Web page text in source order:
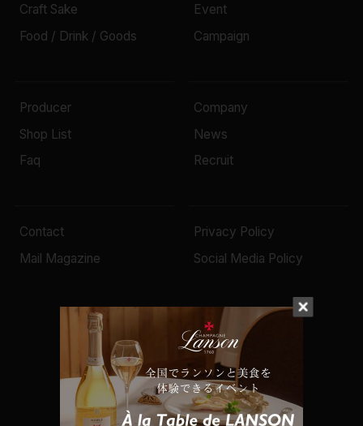
Craft Sake
Food / Drink / Goods
Event
Campaign
Producer
Shop List
Faq
Company
News
Recruit
Contact
Mail Magazine
Privacy Policy
Social Media Policy